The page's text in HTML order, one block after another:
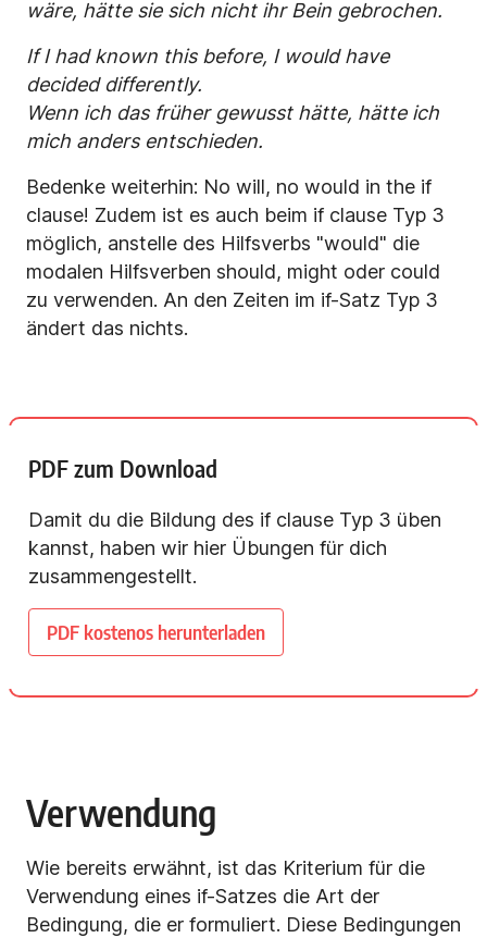
wäre, hätte sie sich nicht ihr Bein gebrochen.
If I had known this before, I would have
decided differently.
Wenn ich das früher gewusst hätte, hätte ich
mich anders entschieden.
Bedenke weiterhin: No will, no would in the if
clause! Zudem ist es auch beim if clause Typ 3
möglich, anstelle des Hilfsverbs "would" die
modalen Hilfsverben should, might oder could
zu verwenden. An den Zeiten im if-Satz Typ 3
ändert das nichts.
PDF zum Download
Damit du die Bildung des if clause Typ 3 üben
kannst, haben wir hier Übungen für dich
zusammengestellt.
PDF kostenos herunterladen
Verwendung
Wie bereits erwähnt, ist das Kriterium für die
Verwendung eines if-Satzes die Art der
Bedingung, die er formuliert. Diese Bedingungen